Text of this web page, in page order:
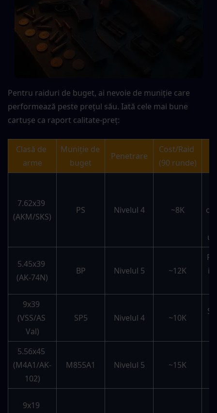
Pentru raiduri de buget, ai nevoie de muniție care
performează peste prețul său. Iată cele mai bune
cartușe ca raport calitate-preț:
Clasă de
arme
Muniție de
buget
Penetrare
Cost/Raid
(90 runde)
7.62x39
(AKM/SKS)
PS Nivelul 4 ~8K
5.45x39
(AK-74N)
BP Nivelul 5 ~12K
9x39
(VSS/AS
Val)
SP5 Nivelul 4 ~10K
5.56x45
(M4A1/AK-
102)
M855A1 Nivelul 5 ~15K
9x19